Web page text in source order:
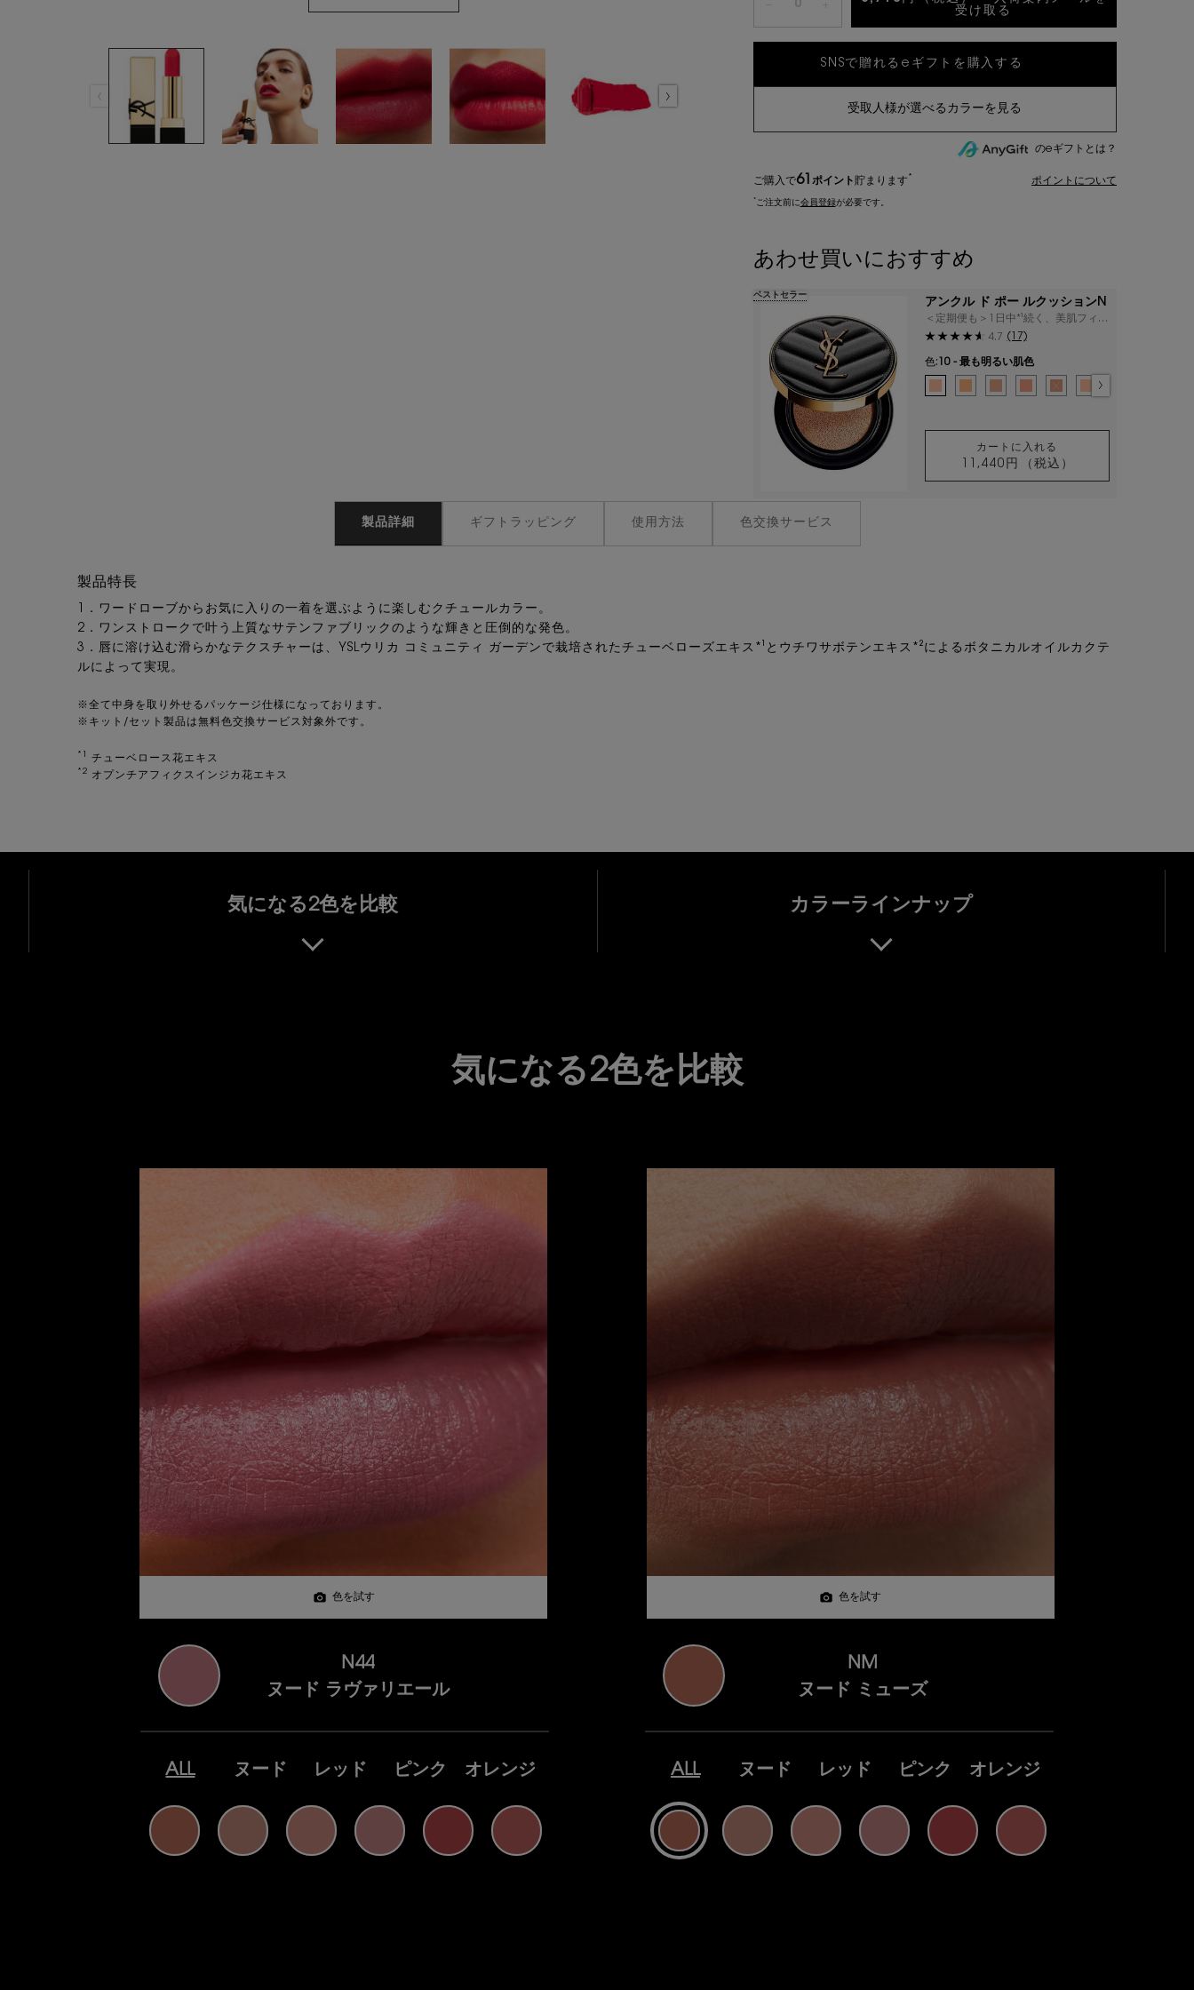
+
受け取る
のeギフトとは？
ご購入で61 ポイント貯まります * ポイントについて
*ご注文前に会員登録が必要です。
あわせ買いにおすすめ
アンクル ド ポー ルクッションN
＜定期便も＞1日中*¹続く、美肌フィル
ター級のルミナスマット肌
ベストセラー
4.7 (17)
色: 10 - 最も明るい肌色
色を選択してください
{1} の場合
10 - 最も明るい肌色 のカラー アンクル ド ポー ルクッ
20 - やや明るい肌色 のカラー アンクル ド ポー
25 - 黄みよりのやや明るい肌色 のカラー
選択済み
30 - 健康的な肌色 のカラー アンク
選択済み
商品バリエーションは在庫
選択済み
10 - 最も明るい肌色 (
カートに入れる
11,440円
（税込）
アンクル ド ポー ルクッシ
製品詳細 ギフトラッピング 使用方法 色交換サービス
製品特長
1．ワードローブからお気に入りの一着を選ぶように楽しむクチュールカラー。
2．ワンストロークで叶う上質なサテンファブリックのような輝きと圧倒的な発色。
3．唇に溶け込む滑らかなテクスチャーは、YSLウリカ コミュニティ ガーデンで栽培されたチューベローズエキス*¹とウチワサボテンエキス*²によるボタニカルオイルカクテ
ルによって実現。
※全て中身を取り外せるパッケージ仕様になっております。
※キット/セット製品は無料色交換サービス対象外です。
*1 チューベロース花エキス
*2 オプンチアフィクスインジカ花エキス
気になる2色を比較 カラーラインナップ
気になる2色を比較
色を試す 色を試す
N44
ヌード ラヴァリエール
ALL ヌード レッド ピンク オレンジ
NM
ヌード ミューズ
ALL ヌード レッド ピンク オレンジ